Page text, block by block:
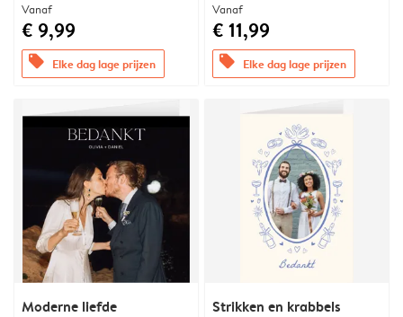
Vanaf
€ 9,99
offers Elke dag lage prijzen
Vanaf
€ 11,99
offers Elke dag lage prijzen
Moderne liefde Strikken en krabbels